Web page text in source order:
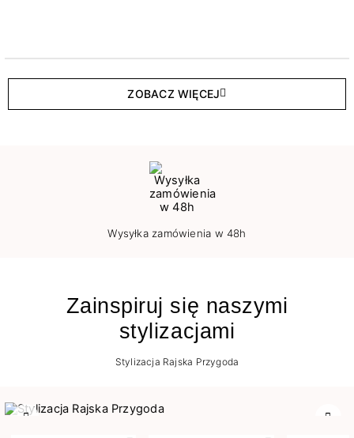
ZOBACZ WIĘCEJ
Wysyłka zamówienia w 48h
Zainspiruj się naszymi
stylizacjami
Stylizacja Rajska Przygoda